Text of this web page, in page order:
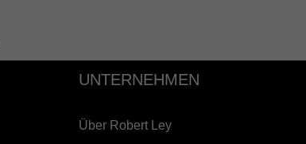
UNTERNEHMEN
Über Robert Ley